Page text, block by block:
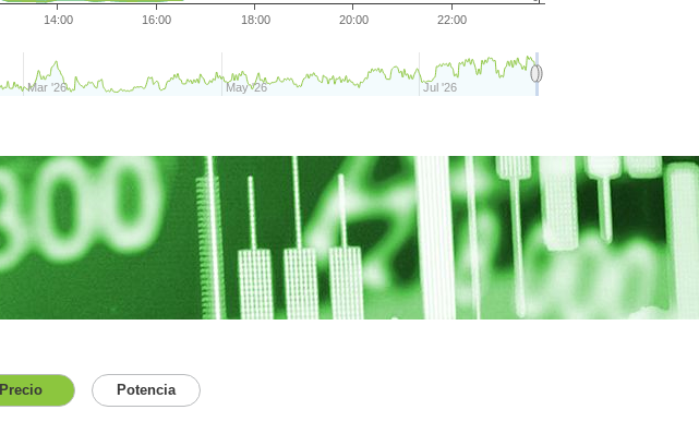
14:00 16:00 18:00 20:00 22:00
Mar '26 May '26 Jul '26
Precio Potencia